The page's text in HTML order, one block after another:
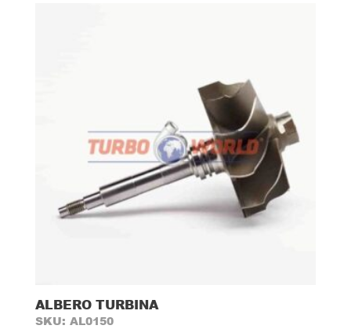
ALBERO TURBINA
SKU: AL0150